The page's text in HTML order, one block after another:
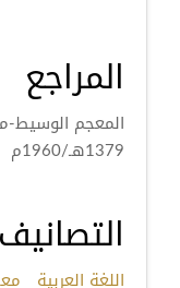
المراجع
المعجم الوسيط-
1379هـ/1960م
التصانيف
اللغة العربية